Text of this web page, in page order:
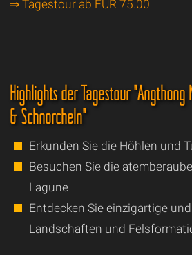
⇒ Tagestour ab EUR 75.00
Highlights der Tagestour
& Schnorcheln"
Erkunden Sie die Höhlen und
Besuchen Sie die
Lagune
Entdecken Sie einzigartige
Landschaften und